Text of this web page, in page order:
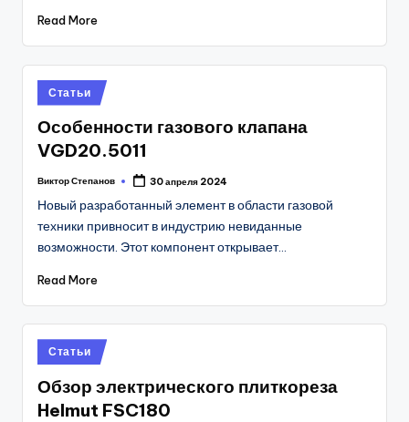
Read More
Posted
in
Статьи
Особенности газового клапана
VGD20.5011
Posted
Виктор Степанов 30 апреля 2024
Новый разработанный элемент в области газовой
техники привносит в индустрию невиданные
возможности. Этот компонент открывает…
Read More
Posted
in
Статьи
Обзор электрического плиткореза
Helmut FSC180